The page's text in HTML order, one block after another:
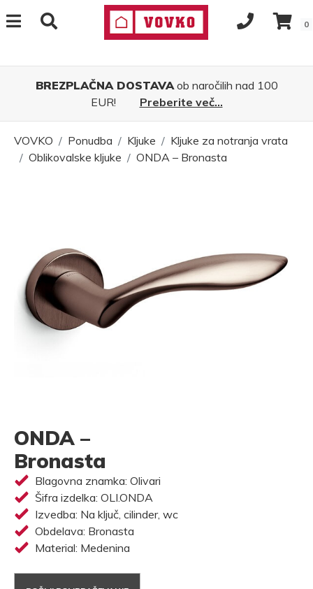
0
BREZPLAČNA DOSTAVAob naročilih nad 100
EUR!
Preberite več...
VOVKO Ponudba Kljuke
Kljuke za notranja vrata
Oblikovalske kljuke
ONDA – Bronasta
ONDA –
Bronasta
Blagovna znamka: Olivari
Šifra izdelka: OLI.ONDA
Izvedba: Na ključ, cilinder, wc
Obdelava: Bronasta
Material: Medenina